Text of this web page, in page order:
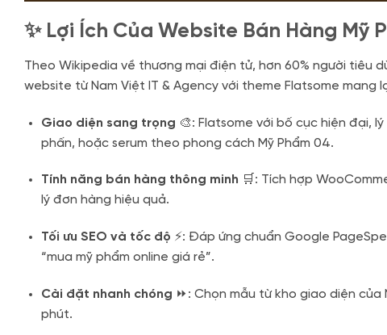
✨ Lợi Ích Của Website Bán Hàng Mỹ
Theo Wikipedia về thương mại điện tử, hơn 60% người tiêu
website từ Nam Việt IT & Agency với theme Flatsome mang
Giao diện sang trọng 🎨: Flatsome với bố cục hiện đại,
phấn, hoặc serum theo phong cách Mỹ Phẩm 04.
Tính năng bán hàng thông minh 🛒: Tích hợp
lý đơn hàng hiệu quả.
Tối ưu SEO và tốc độ ⚡: Đáp ứng chuẩn Google
“mua mỹ phẩm online giá rẻ”.
Cài đặt nhanh chóng ⏩: Chọn mẫu từ kho giao diện
phút.